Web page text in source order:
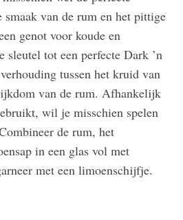
van de rum en het pittige
genot voor koude en
sleutel tot een perfecte Dark ’n
tussen het kruid van
van de rum. Afhankelijk
wil je misschien spelen
de rum, het
in een glas vol met
met een limoenschijfje.